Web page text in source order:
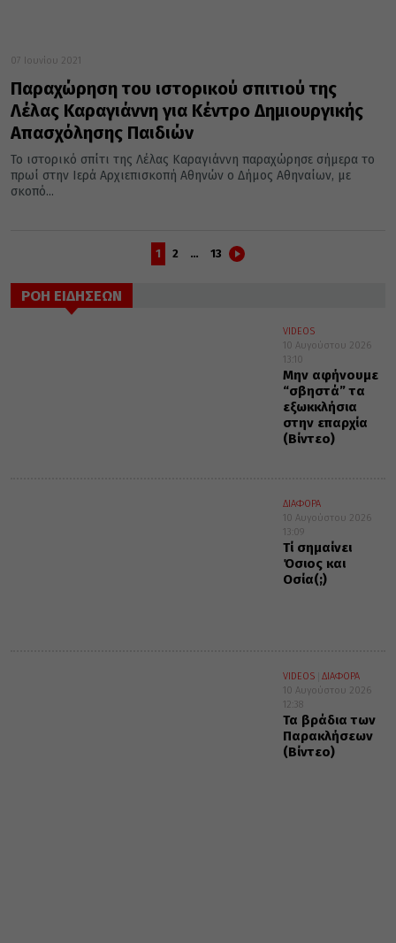
07 Ιουνίου 2021
Παραχώρηση του ιστορικού σπιτιού της
Λέλας Καραγιάννη για Κέντρο Δημιουργικής
Απασχόλησης Παιδιών
Το ιστορικό σπίτι της Λέλας Καραγιάννη παραχώρησε σήμερα το
πρωί στην Ιερά Αρχιεπισκοπή Αθηνών ο Δήμος Αθηναίων, με
σκοπό...
1 2 … 13
ΡΟΗ ΕΙΔΗΣΕΩΝ
VIDEOS
10 Αυγούστου 2026
13:10
Μην αφήνουμε
“σβηστά” τα
εξωκκλήσια
στην επαρχία
(Βίντεο)
ΔΙΑΦΟΡΑ
10 Αυγούστου 2026
13:09
Τί σημαίνει
Όσιος και
Οσία(;)
VIDEOS
ΔΙΑΦΟΡΑ
10 Αυγούστου 2026
12:38
Τα βράδια των
Παρακλήσεων
(Βίντεο)